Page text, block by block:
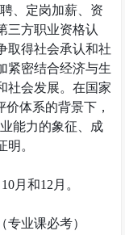
、定岗加薪、资
三方职业资格认
取得社会承认和社
紧密结合经济与生
社会发展。在国家
体系的背景下，
能力的象征、成
。
10月和12 月。
专业课必考）